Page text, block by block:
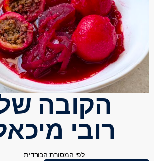
הקובה
רובי
לפי המסורת הכורדית